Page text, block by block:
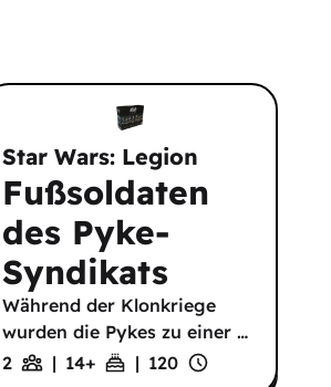
Star Wars: Legion
Fußsoldaten
des Pyke-
Syndikats
Während der Klonkriege
wurden die Pykes zu einer…
2
| 14+ | 120